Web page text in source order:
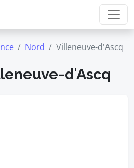
Nord Villeneuve-d'Ascq
d'Ascq